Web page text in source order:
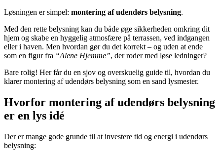
Løsningen er simpel: montering af udendørs belysning.
Med den rette belysning kan du både øge sikkerheden omkring dit
hjem og skabe en hyggelig atmosfære på terrassen, ved indgangen
eller i haven. Men hvordan gør du det korrekt – og uden at ende
som en figur fra “Alene Hjemme”, der roder med løse ledninger?
Bare rolig! Her får du en sjov og overskuelig guide til, hvordan du
klarer montering af udendørs belysning som en sand lysmester.
Hvorfor montering af udendørs belysning
er en lys idé
Der er mange gode grunde til at investere tid og energi i udendørs
belysning: